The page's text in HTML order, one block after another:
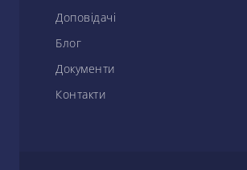
Доповідачі
Блог
Документи
Контакти